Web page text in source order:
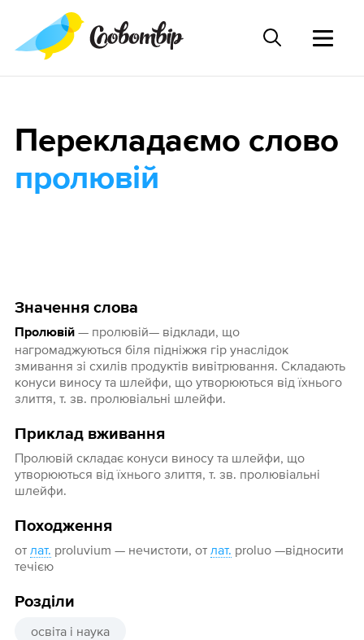
Значення слова
Пролювій— пролювій— відклади, що
нагромаджуються біля підніжжя гір унаслідок
змивання зі схилів продуктів вивітрювання. Складають
конуси виносу та шлейфи, що утворюються від їхнього
злиття, т. зв. пролювіальні шлейфи.
Приклад вживання
Пролювій складає конуси виносу та шлейфи, що
утворюються від їхнього злиття, т. зв. пролювіальні
шлейфи.
Походження
от лат. proluvium — нечистоти, от лат. proluo —відносити
течією
Розділи
освіта і наука
Перекладаємо слово
пролювій